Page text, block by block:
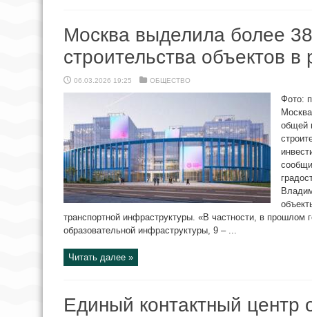
Москва выделила более
строительства объектов
06.03.2026 19:25 ОБЩЕСТВО
Фото:
общей
транспортной инфраструктуры. «В частности, в прошлом
образовательной инфраструктуры, 9 – ...
Читать далее »
Единый контактный центр